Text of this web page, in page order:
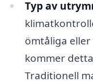
Typ av
ömtåliga
kommer
Traditionell